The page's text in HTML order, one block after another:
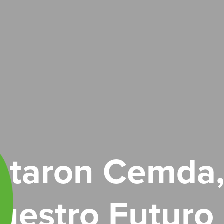
Futuro